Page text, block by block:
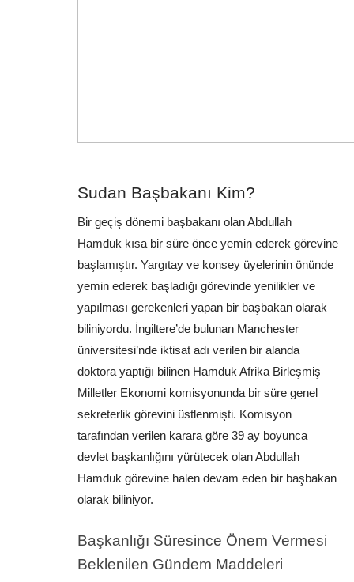
Sudan Başbakanı Kim?
Bir geçiş dönemi başbakanı olan Abdullah
Hamduk kısa bir süre önce yemin ederek görevine
başlamıştır. Yargıtay ve konsey üyelerinin önünde
yemin ederek başladığı görevinde yenilikler ve
yapılması gerekenleri yapan bir başbakan olarak
biliniyordu. İngiltere’de bulunan Manchester
üniversitesi’nde iktisat adı verilen bir alanda
doktora yaptığı bilinen Hamduk Afrika Birleşmiş
Milletler Ekonomi komisyonunda bir süre genel
sekreterlik görevini üstlenmişti. Komisyon
tarafından verilen karara göre 39 ay boyunca
devlet başkanlığını yürütecek olan Abdullah
Hamduk görevine halen devam eden bir başbakan
olarak biliniyor.
Başkanlığı Süresince Önem Vermesi
Beklenilen Gündem Maddeleri